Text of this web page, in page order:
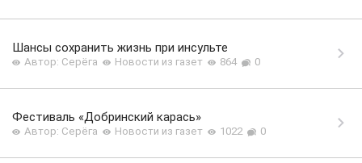
Шансы сохранить жизнь при инсульте
Автор: Серёга Новости из газет 864 0
Фестиваль «Добринский карась»
Автор: Серёга Новости из газет 1022 0